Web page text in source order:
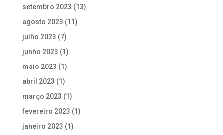
setembro 2023 (13)
agosto 2023 (11)
julho 2023 (7)
junho 2023 (1)
maio 2023 (1)
abril 2023 (1)
março 2023 (1)
fevereiro 2023 (1)
janeiro 2023 (1)